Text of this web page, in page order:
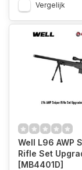
Vergelijk
Well L96 AWP
Rifle Set
[MB4401D]